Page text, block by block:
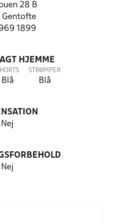
28 B
Gentofte
1899
HJEMME
Blå
STRØMPER
Blå
Nej
Nej